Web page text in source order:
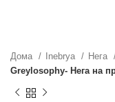
Дома Inebrya
Нега
Greylosophy- Нега на